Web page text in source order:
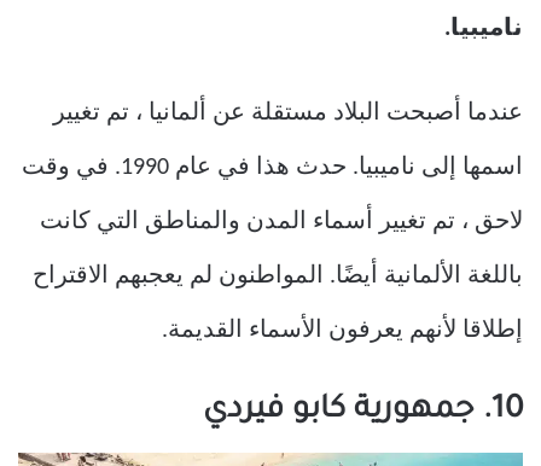
ناميبيا.
عندما أصبحت البلاد مستقلة عن ألمانيا ، تم تغيير
اسمها إلى ناميبيا. حدث هذا في عام 1990. في وقت
لاحق ، تم تغيير أسماء المدن والمناطق التي كانت
باللغة الألمانية أيضًا. المواطنون لم يعجبهم الاقتراح
إطلاقا لأنهم يعرفون الأسماء القديمة.
10. جمهورية كابو فيردي